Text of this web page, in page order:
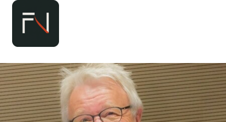
Zum
springen